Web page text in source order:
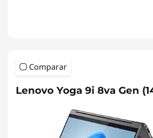
Comparar
Lenovo Yoga 9i 8va Gen